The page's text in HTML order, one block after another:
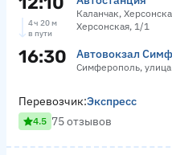
Каланчак,
Херсонская, 1/1
4 ч 20 м
в пути
16:30 Автовокзал
Симферополь,
Перевозчик:Экспресс
4.5 75 отзывов